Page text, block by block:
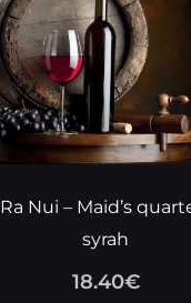
Ra Nui – Maid’s
syrah
18.40€